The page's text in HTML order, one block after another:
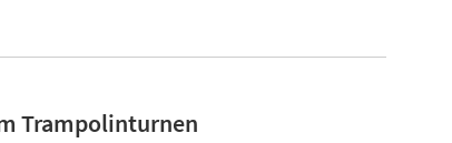
Trampolinturnen